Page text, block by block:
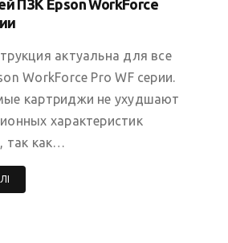
ПЗК Epson WorkForce
актуальна для все
WorkForce Pro WF серии.
картриджи не ухудшают
характеристик
так как…